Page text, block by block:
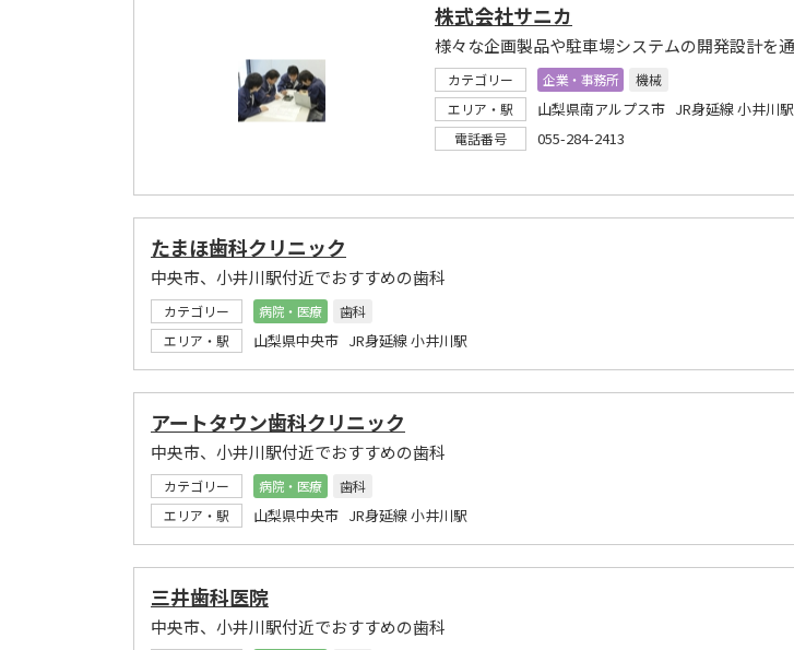
株式会社サニカ
カテゴリー 企業・事務所
機械
エリア・駅
山梨県南アルプス市 JR身延線 小井川駅
電話番号 055-284-2413
たまほ歯科クリニック
中央市、小井川駅付近でおすすめの歯科
カテゴリー 病院・医療
歯科
エリア・駅
山梨県中央市 JR身延線 小井川駅
アートタウン歯科クリニック
中央市、小井川駅付近でおすすめの歯科
カテゴリー 病院・医療
歯科
エリア・駅
山梨県中央市 JR身延線 小井川駅
三井歯科医院
中央市、小井川駅付近でおすすめの歯科